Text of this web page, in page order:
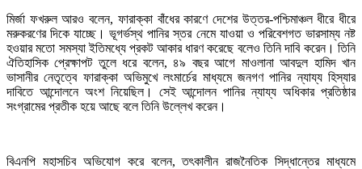
মির্জা ফখরুল আরও বলেন, ফারাক্কা বাঁধের কারণে দেশের উত্তর-পশ্চিমাঞ্চল ধীরে ধীরে
মরুকরণের দিকে যাচ্ছে। ভূগর্ভস্থ পানির স্তর নেমে যাওয়া ও পরিবেশগত ভারসাম্য নষ্ট
হওয়ার মতো সমস্যা ইতিমধ্যে প্রকট আকার ধারণ করেছে বলেও তিনি দাবি করেন। তিনি
ঐতিহাসিক প্রেক্ষাপট তুলে ধরে বলেন, ৪৯ বছর আগে মাওলানা আবদুল হামিদ খান
ভাসানীর নেতৃত্বে ফারাক্কা অভিমুখে লংমার্চের মাধ্যমে জনগণ পানির ন্যায্য হিস্যার
দাবিতে আন্দোলনে অংশ নিয়েছিল। সেই আন্দোলন পানির ন্যায্য অধিকার প্রতিষ্ঠার
সংগ্রামের প্রতীক হয়ে আছে বলে তিনি উল্লেখ করেন।
বিএনপি মহাসচিব অভিযোগ করে বলেন, তৎকালীন রাজনৈতিক সিদ্ধান্তের মাধ্যমে